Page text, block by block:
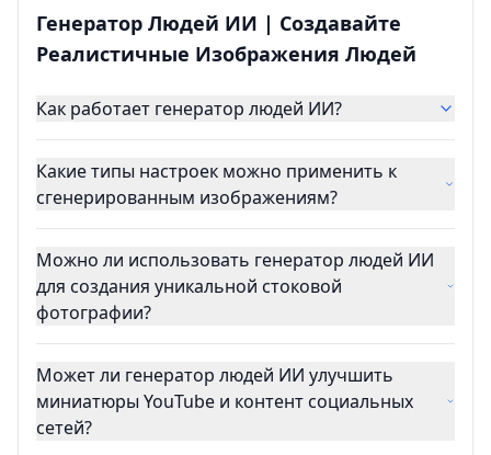
Генератор Людей ИИ | Создавайте
Реалистичные Изображения Людей
Как работает генератор людей ИИ?
Какие типы настроек можно применить к
сгенерированным изображениям?
Можно ли использовать генератор людей ИИ
для создания уникальной стоковой
фотографии?
Может ли генератор людей ИИ улучшить
миниатюры YouTube и контент социальных
сетей?